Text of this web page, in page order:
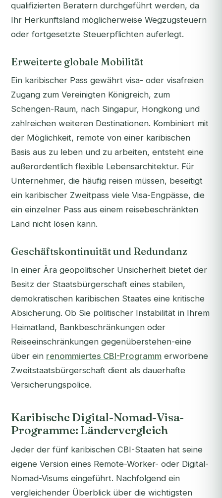
qualifizierten Beratern durchgeführt werden, da
Ihr Herkunftsland möglicherweise Wegzugsteuern
oder fortgesetzte Steuerpflichten auferlegt.
Erweiterte globale Mobilität
Ein karibischer Pass gewährt visa- oder visafreien
Zugang zum Vereinigten Königreich, zum
Schengen-Raum, nach Singapur, Hongkong und
zahlreichen weiteren Destinationen. Kombiniert mit
der Möglichkeit, remote von einer karibischen
Basis aus zu leben und zu arbeiten, entsteht eine
außerordentlich flexible Lebensarchitektur. Für
Unternehmer, die häufig reisen müssen, beseitigt
ein karibischer Zweitpass viele Visa-Engpässe, die
ein einzelner Pass aus einem reisebeschränkten
Land nicht lösen kann.
Geschäftskontinuität und Redundanz
In einer Ära geopolitischer Unsicherheit bietet der
Besitz der Staatsbürgerschaft eines stabilen,
demokratischen karibischen Staates eine kritische
Absicherung. Ob Sie politischer Instabilität in Ihrem
Heimatland, Bankbeschränkungen oder
Reiseeinschränkungen gegenüberstehen-eine
über ein renommiertes CBI-Programm erworbene
Zweitstaatsbürgerschaft dient als dauerhafte
Versicherungspolice.
Karibische Digital-Nomad-Visa-
Programme: Ländervergleich
Jeder der fünf karibischen CBI-Staaten hat seine
eigene Version eines Remote-Worker- oder Digital-
Nomad-Visums eingeführt. Nachfolgend ein
vergleichender Überblick über die wichtigsten